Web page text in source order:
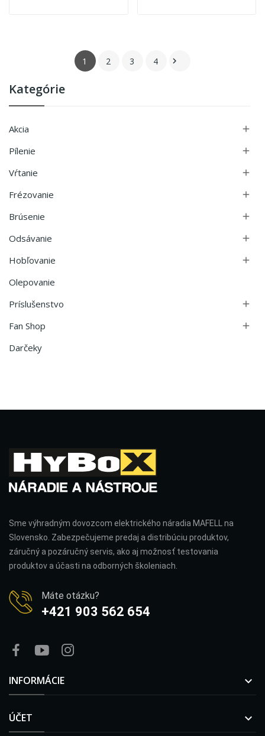
Kategórie
Akcia 
Pílenie 
Vŕtanie 
Frézovanie 
Brúsenie 
Odsávanie 
Hobľovanie 
Olepovanie
Príslušenstvo

Fan Shop 
Darčeky
1 2 3 4 
Sme výhradným dovozcom elektrického náradia MAFELL na
Slovensko. Zabezpečujeme predaj a distribúciu produktov,
záručný a pozáručný servis, ako aj možnosť testovania
produktov a účasti na odborných školeniach.
Máte otázku?
+421 903 562 654
INFORMÁCIE 
ÚČET 